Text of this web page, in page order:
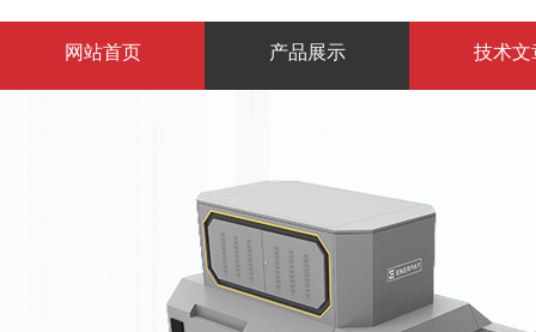
网站首页 产品展示 技术文